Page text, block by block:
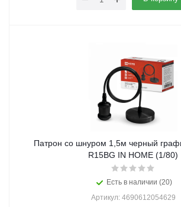
Патрон со шнуром 1,5м черный
R15BG IN HOME (1/80)
Есть в наличии (20)
Артикул: 4690612054629